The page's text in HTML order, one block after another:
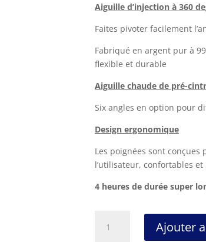
Aiguille d’injection à 360
Faites pivoter facilement
Fabriqué en argent pur à
flexible et durable
Aiguille chaude de pré-
Six angles en option pour
Design ergonomique
Les poignées sont
l’utilisateur, confortables
4 heures de durée super
Ajouter